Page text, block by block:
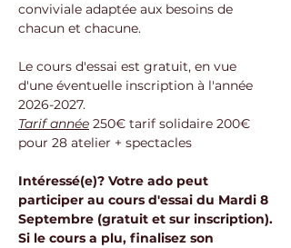
conviviale adaptée aux besoins de
chacun et chacune.
Le cours d'essai est gratuit, en vue
d'une éventuelle inscription à l'année
2026-2027.
Tarif année 250€ tarif solidaire 200€
pour 28 atelier + spectacles
Intéressé(e)? Votre ado peut
participer au cours d'essai du Mardi 8
Septembre (gratuit et sur inscription).
Si le cours a plu, finalisez son